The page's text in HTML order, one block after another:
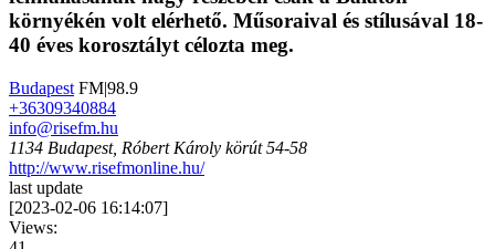
környékén volt elérhető. Műsoraival és stílusával 18-
40 éves korosztályt célozta meg.
Budapest FM|98.9
+36309340884
info@risefm.hu
1134 Budapest, Róbert Károly körút 54-58
http://www.risefmonline.hu/
last update
[2023-02-06 16:14:07]
Views: